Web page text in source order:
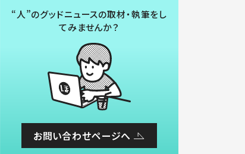
“人”のグッドニュースの取材・執筆をし
てみませんか？
お問い合わせページへ